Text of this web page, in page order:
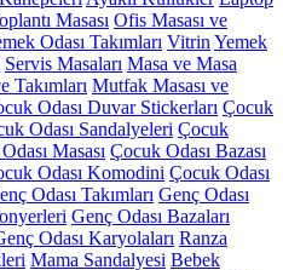
Masası Ofis Masası ve
Odası Takımları Vitrin Yemek
Servis Masaları Masa ve Masa
Takımları Mutfak Masası ve
Odası Duvar Stickerları Çocuk
Odası Sandalyeleri Çocuk
Masası Çocuk Odası Bazası
Odası Komodini Çocuk Odası
Odası Takımları Genç Odası
Genç Odası Bazaları
Odası Karyolaları Ranza
Mama Sandalyesi Bebek